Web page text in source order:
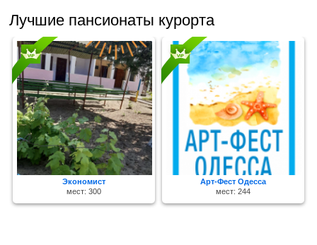
Лучшие пансионаты курорта
Экономист
мест: 300
Арт-Фест Одесса
мест: 244